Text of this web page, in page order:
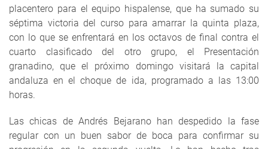
placentero para el equipo hispalense, que ha sumado su
séptima victoria del curso para amarrar la quinta plaza,
con lo que se enfrentará en los octavos de final contra el
cuarto clasificado del otro grupo, el Presentación
granadino, que el próximo domingo visitará la capital
andaluza en el choque de ida, programado a las 13:00
horas.
Las chicas de Andrés Bejarano han despedido la fase
regular con un buen sabor de boca para confirmar su